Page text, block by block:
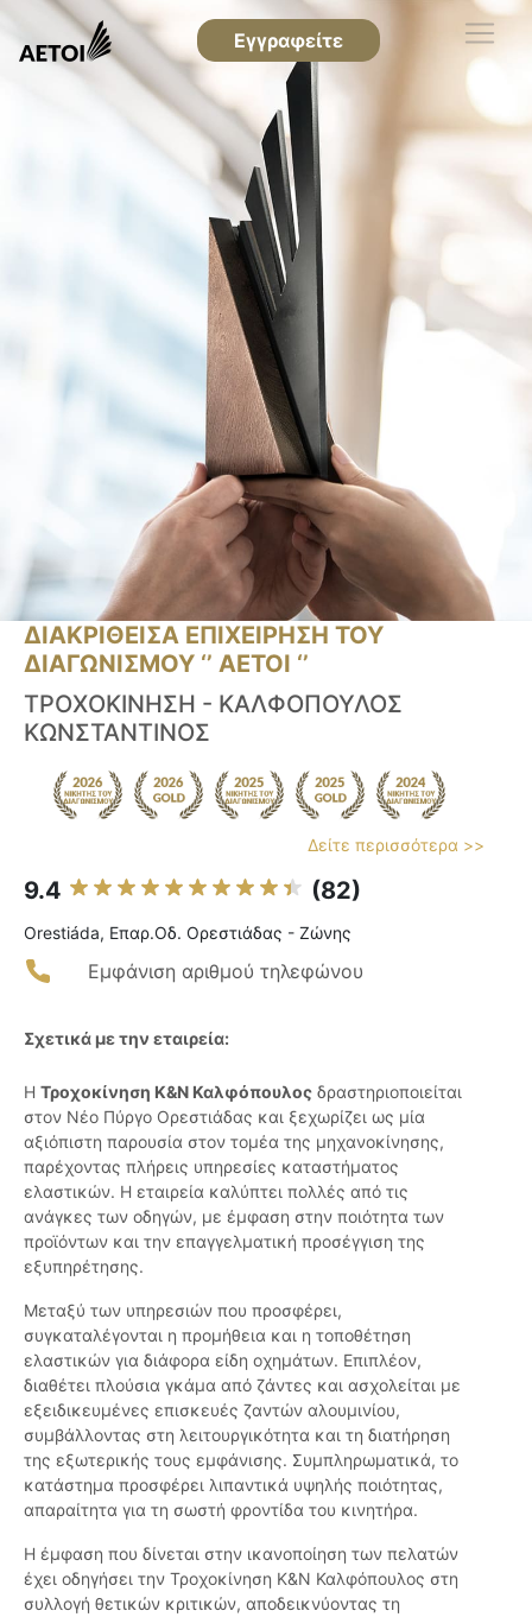
Εγγραφείτε
ΔΙΑΚΡΙΘΕΙΣΑ ΕΠΙΧΕΙΡΗΣΗ ΤΟΥ
ΔΙΑΓΩΝΙΣΜΟΥ ‘’ ΑΕΤΟΙ ‘’
ΤΡΟΧΟΚΙΝΗΣΗ - ΚΑΛΦΟΠΟΥΛΟΣ
ΚΩΝΣΤΑΝΤΙΝΟΣ
Δείτε περισσότερα >>
9.4 (82)
Orestiáda, Επαρ.Οδ. Ορεστιάδας - Ζώνης
Εμφάνιση αριθμού τηλεφώνου
Σχετικά με την εταιρεία:
Η Τροχοκίνηση Κ&Ν Καλφόπουλος δραστηριοποιείται
στον Νέο Πύργο Ορεστιάδας και ξεχωρίζει ως μία
αξιόπιστη παρουσία στον τομέα της μηχανοκίνησης,
παρέχοντας πλήρεις υπηρεσίες καταστήματος
ελαστικών. Η εταιρεία καλύπτει πολλές από τις
ανάγκες των οδηγών, με έμφαση στην ποιότητα των
προϊόντων και την επαγγελματική προσέγγιση της
εξυπηρέτησης.
Μεταξύ των υπηρεσιών που προσφέρει,
συγκαταλέγονται η προμήθεια και η τοποθέτηση
ελαστικών για διάφορα είδη οχημάτων. Επιπλέον,
διαθέτει πλούσια γκάμα από ζάντες και ασχολείται με
εξειδικευμένες επισκευές ζαντών αλουμινίου,
συμβάλλοντας στη λειτουργικότητα και τη διατήρηση
της εξωτερικής τους εμφάνισης. Συμπληρωματικά, το
κατάστημα προσφέρει λιπαντικά υψηλής ποιότητας,
απαραίτητα για τη σωστή φροντίδα του κινητήρα.
Η έμφαση που δίνεται στην ικανοποίηση των πελατών
έχει οδηγήσει την Τροχοκίνηση Κ&Ν Καλφόπουλος στη
συλλογή θετικών κριτικών, αποδεικνύοντας τη